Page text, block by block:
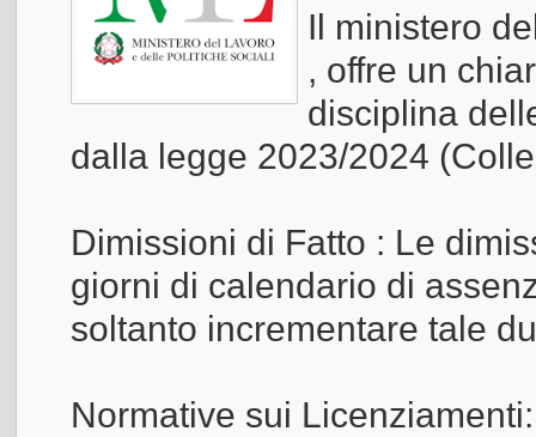
Il ministero
, offre un
disciplina
dalla legge 2023/2024
Dimissioni di Fatto : Le
giorni di calendario di
soltanto incrementare tale
Normative sui